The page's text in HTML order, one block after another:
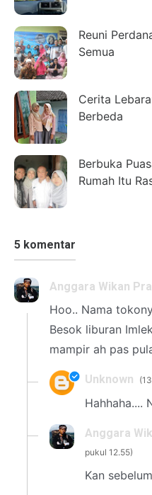
Reuni
Semua
Cerita
Berbeda
Berbuka
Rumah Itu
5 komentar
Anggara Wikan
Hoo.. Nama
Besok liburan
mampir ah pas
Unknown
Hahhaha....
Anggara
pukul 12.55
Kan